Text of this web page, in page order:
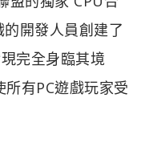
開發人員創建了
完全身臨其境
有PC遊戲玩家受